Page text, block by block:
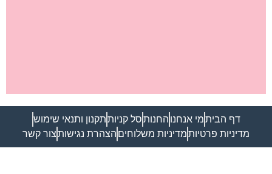
דף הביתמי אנחנו החנותסל קניותתקנון ותנאי שימוש
מדיניות פרטיותמדיניות משלוחים הצהרת נגישותצור קשר